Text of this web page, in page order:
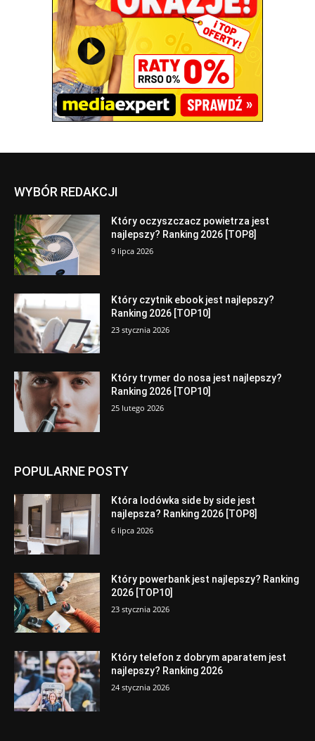
WYBÓR REDAKCJI
Który oczyszczacz powietrza jest
najlepszy? Ranking 2026 [TOP8]
9 lipca 2026
Który czytnik ebook jest najlepszy?
Ranking 2026 [TOP10]
23 stycznia 2026
Który trymer do nosa jest najlepszy?
Ranking 2026 [TOP10]
25 lutego 2026
POPULARNE POSTY
Która lodówka side by side jest
najlepsza? Ranking 2026 [TOP8]
6 lipca 2026
Który powerbank jest najlepszy? Ranking
2026 [TOP10]
23 stycznia 2026
Który telefon z dobrym aparatem jest
najlepszy? Ranking 2026
24 stycznia 2026